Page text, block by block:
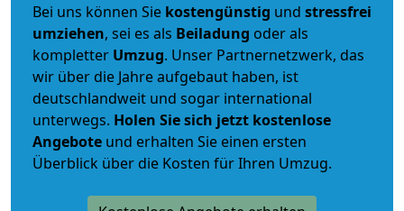
Bei uns können Sie kostengünstig und stressfrei
umziehen, sei es als Beiladung oder als
kompletter Umzug. Unser Partnernetzwerk, das
wir über die Jahre aufgebaut haben, ist
deutschlandweit und sogar international
unterwegs. Holen Sie sich jetzt kostenlose
Angebote und erhalten Sie einen ersten
Überblick über die Kosten für Ihren Umzug.